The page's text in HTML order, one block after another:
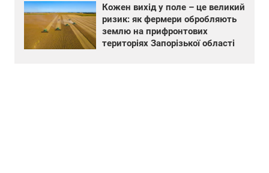
Кожен вихід у поле – це великий
ризик: як фермери обробляють
землю на прифронтових
територіях Запорізької області